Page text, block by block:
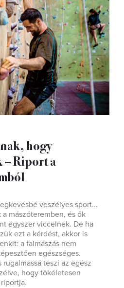
hogy
Riport a
veszélyes sport...
mászóteremben, és ők
egyszer viccelnek. De ha
ezt a kérdést, akkor is
a falmászás nem
egészséges.
teszi az egész
hogy tökéletesen